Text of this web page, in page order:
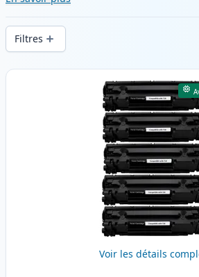
haute capacité. Profitez d’une qualité
d’impression constante et d’une
rapide depuis un stock local en .
Filtres
Produits
Voir les détails